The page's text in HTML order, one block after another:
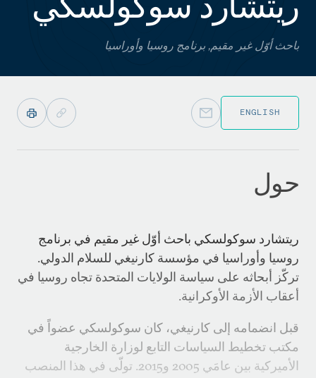
باحث أوّل غير مقيم, برنامج روسيا وأوراسيا
ENGLISH
حول
ريتشارد سوكولسكي باحث أوّل غير مقيم في برنامج
روسيا وأوراسيا في مؤسسة كارنيغي للسلام الدولي.
تركّز أبحاثه على سياسة الولايات المتحدة تجاه روسيا في
أعقاب الأزمة الأوكرانية.
قبل انضمامه إلى كارنيغي، كان سوكولسكي عضواً في
مكتب تخطيط السياسات التابع لوزارة الخارجية
الأميركية بين عامَي 2005 و2015. تولّى في هذا المنصب